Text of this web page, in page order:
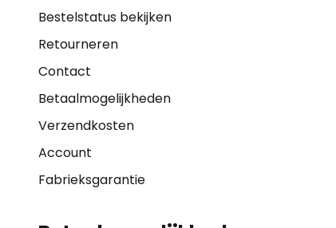
Bestelstatus bekijken
Retourneren
Contact
Betaalmogelijkheden
Verzendkosten
Account
Fabrieksgarantie